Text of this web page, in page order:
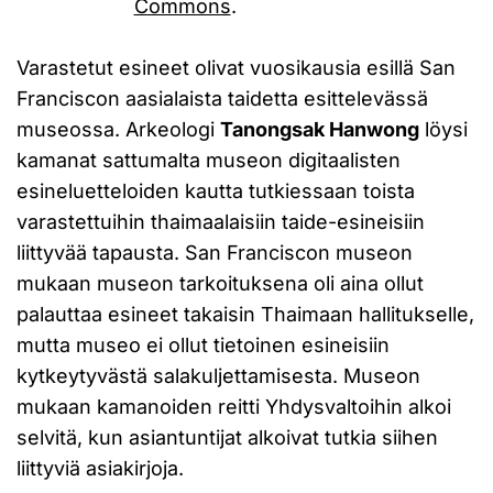
Commons.
Varastetut esineet olivat vuosikausia esillä San
Franciscon aasialaista taidetta esittelevässä
museossa. Arkeologi Tanongsak Hanwong löysi
kamanat sattumalta museon digitaalisten
esineluetteloiden kautta tutkiessaan toista
varastettuihin thaimaalaisiin taide-esineisiin
liittyvää tapausta. San Franciscon museon
mukaan museon tarkoituksena oli aina ollut
palauttaa esineet takaisin Thaimaan hallitukselle,
mutta museo ei ollut tietoinen esineisiin
kytkeytyvästä salakuljettamisesta. Museon
mukaan kamanoiden reitti Yhdysvaltoihin alkoi
selvitä, kun asiantuntijat alkoivat tutkia siihen
liittyviä asiakirjoja.